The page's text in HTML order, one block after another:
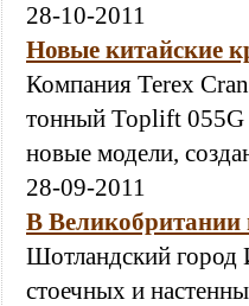
28-10-2011
Новые китайские
Компания Terex
тонный Toplift 055G
новые модели,
28-09-2011
В Великобритании
Шотландский город
стоечных и